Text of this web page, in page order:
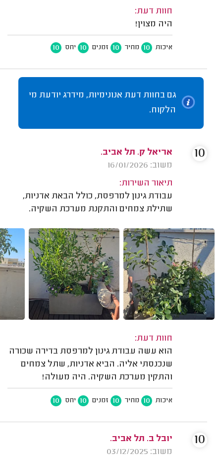
חוות דעת:
היה מצוין!
איכות 10 מחיר 10 זמנים 10 יחס 10
גם בחוות דעת אנונימיות, מידרג יודעת מי
הלקוח.
אריאל ק. תל אביב.
משוב: 16/01/2026
תיאור השירות:
עבודת גינון למרפסת, כולל הבאת אדניות,
שתילת צמחים והתקנת מערכת השקיה.
חוות דעת:
הוא עשה עבודת גינון למרפסת בדירה שכורה
שנכנסתי אליה. הביא אדניות, שתל צמחים
והתקין מערכת השקיה. היה מעולה!
איכות 10 מחיר 10 זמנים 10 יחס 10
10
יובל ב. תל אביב.
משוב: 03/12/2025
10